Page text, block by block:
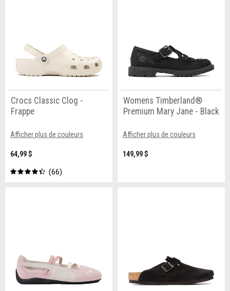
Crocs Classic Clog -
Frappe
Afficher plus de couleurs
64,99 $
66
Womens Timberland®
Premium Mary Jane - Black
Afficher plus de couleurs
149,99 $